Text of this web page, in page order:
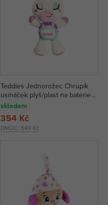
Teddies Jednorožec Chrupík
usínáček plyš/plast na baterie
zvuk/světlo
skladem
DMOC: 549 Kč
354 Kč